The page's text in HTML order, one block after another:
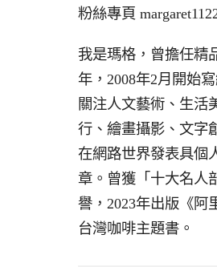
粉絲專頁
我是瑪格，曾擔任精
年，2008年2月開始
關注人文藝術、生活
行、繪畫攝影、文字
在網路世界發表具個
章。曾獲「十大名人
譽，2023年出版《阿
台灣咖啡主題書。